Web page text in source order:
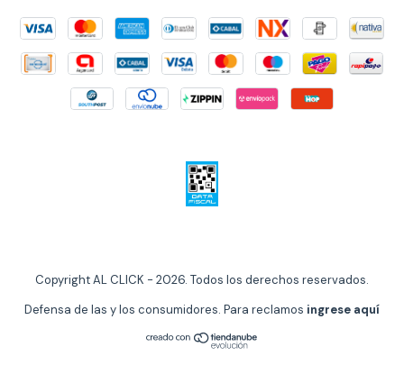
Copyright AL CLICK - 2026. Todos los derechos reservados.
Defensa de las y los consumidores. Para reclamos ingrese aquí